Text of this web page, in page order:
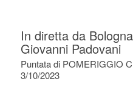
In diretta da
Giovanni Padovani
Puntata di POMERIGGIO
3/10/2023